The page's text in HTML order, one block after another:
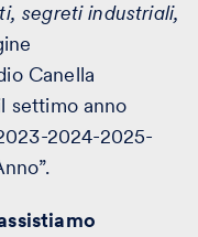
segreti industriali,
Canella
settimo anno
2024-2025-